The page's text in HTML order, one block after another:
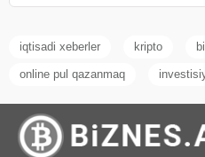
iqtisadi xeberler kripto
online pul qazanmaq